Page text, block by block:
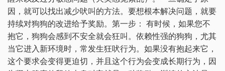
因，就可以找出减少吠叫的方法。要想根本解决问题，就要
持续对狗狗的改进给予奖励。第一步： 有时候，如果您不
抱它，狗狗会感到不安全就会狂叫。依赖性强的狗狗，尤其
当它进入新环境时，常发生狂吠行为。如果没有抱起来它，
这个要求会变得更迫切，并且这个行为会变成长期行为，因